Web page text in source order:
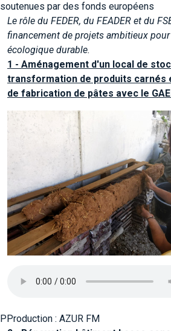
soutenues par des fonds européens
Le rôle du FEDER, du FEADER et du
financement de projets ambitieux
écologique durable.
1 - Aménagement d'un local de
transformation de produits carnés
de fabrication de pâtes avec le
PProduction : AZUR FM